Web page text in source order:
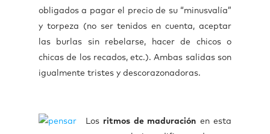
obligados a pagar el precio de su “minusvalía”
y torpeza (no ser tenidos en cuenta, aceptar
las burlas sin rebelarse, hacer de chicos o
chicas de los recados, etc.). Ambas salidas son
igualmente tristes y descorazonadoras.
Los ritmos de maduración en esta